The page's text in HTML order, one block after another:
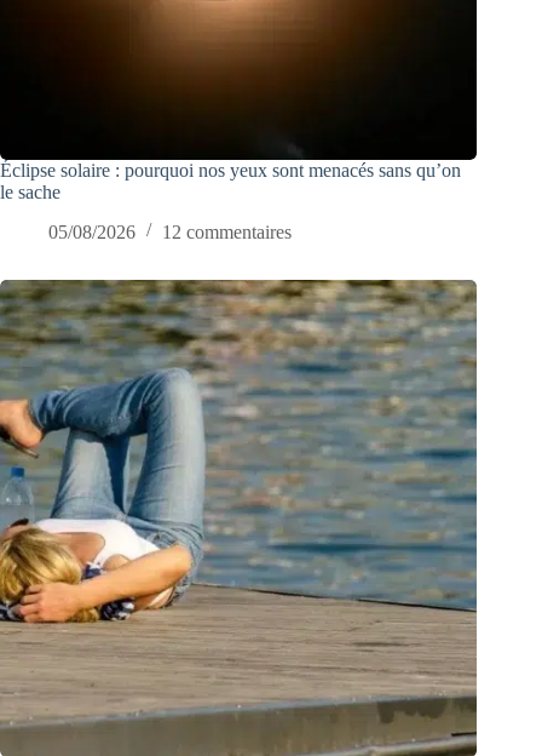
Éclipse solaire : pourquoi nos yeux sont menacés sans qu’on
le sache
05/08/2026
12 commentaires